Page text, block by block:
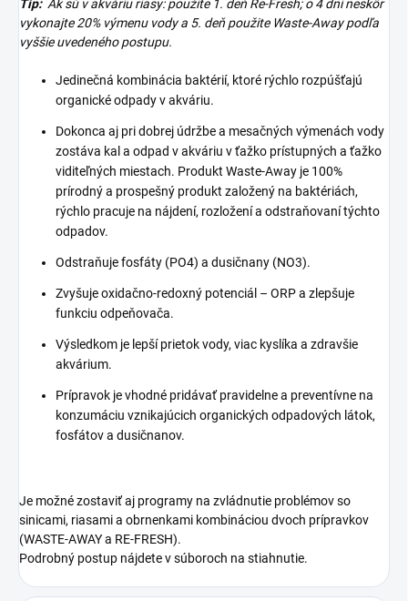
Tip: Ak sú v akváriu riasy: použite 1. deň Re-Fresh; o 4 dni neskôr
vykonajte 20% výmenu vody a 5. deň použite Waste-Away podľa
vyššie uvedeného postupu.
Jedinečná kombinácia baktérií, ktoré rýchlo rozpúšťajú
organické odpady v akváriu.
Dokonca aj pri dobrej údržbe a mesačných výmenách vody
zostáva kal a odpad v akváriu v ťažko prístupných a ťažko
viditeľných miestach. Produkt Waste-Away je 100%
prírodný a prospešný produkt založený na baktériách,
rýchlo pracuje na nájdení, rozložení a odstraňovaní týchto
odpadov.
Odstraňuje fosfáty (PO4) a dusičnany (NO3).
Zvyšuje oxidačno-redoxný potenciál – ORP a zlepšuje
funkciu odpeňovača.
Výsledkom je lepší prietok vody, viac kyslíka a zdravšie
akvárium.
Prípravok je vhodné pridávať pravidelne a preventívne na
konzumáciu vznikajúcich organických odpadových látok,
fosfátov a dusičnanov.
Je možné zostaviť aj programy na zvládnutie problémov so
sinicami, riasami a obrnenkami kombináciou dvoch prípravkov
(WASTE-AWAY a RE-FRESH).
Podrobný postup nájdete v súboroch na stiahnutie.